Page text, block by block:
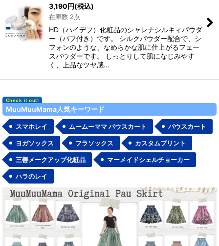
3,190円(税込)
在庫数 2点
HD（ハイデフ）化粧品のシャレナシルキィパウダ
ー（パフ付き）です。 シルクパウダー配合で、シ
フォンのような、なめらかな肌に仕上がるフェー
スパウダーです。 しっとりして肌になじみやす
く、上品なツヤ感…
MuuMuuMama人気キーワード
スマホレイ ムームーママ パウスカート パウスカート
ヨガソックス フラソックス カスタムプリント
三善メークアップ化粧品 マーメイドシェルチョーカー
ハラのレイ